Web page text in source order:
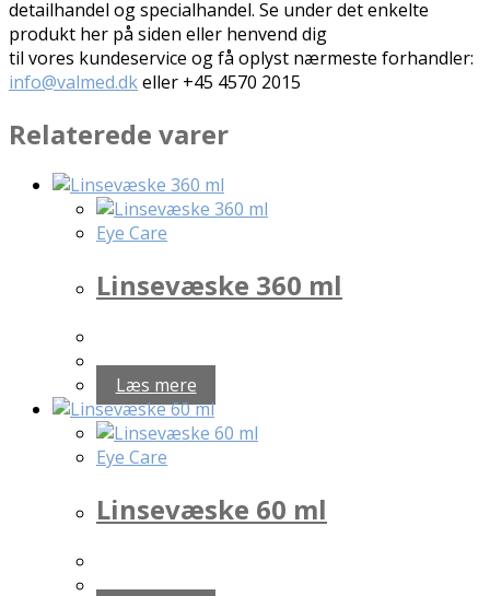
detailhandel og specialhandel. Se under det enkelte
produkt her på siden eller henvend dig
til vores kundeservice og få oplyst nærmeste forhandler:
info@valmed.dkeller +45 4570 2015
Relaterede varer
Eye Care
Linsevæske 360 ml
Læs mere
Eye Care
Linsevæske 60 ml